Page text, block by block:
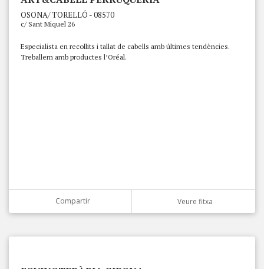
OSONA/ TORELLÓ - 08570
c/ Sant Miquel 26
Especialista en recollits i tallat de cabells amb últimes tendències.
Treballem amb productes l’Oréal.
Compartir Veure fitxa